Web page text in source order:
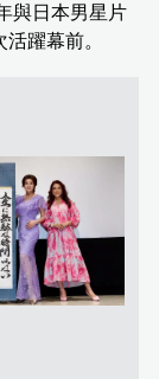
與日本男星片
躍幕前。